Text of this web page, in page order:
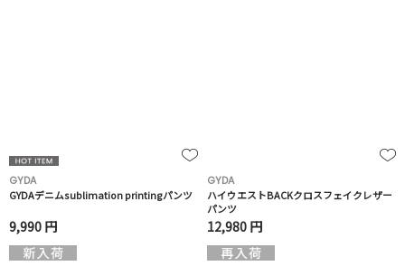
GYDA
GYDAデニムsublimation printingパンツ
9,990 円
GYDA
ハイウエストBACKクロスフェイクレザー
パンツ
12,980 円